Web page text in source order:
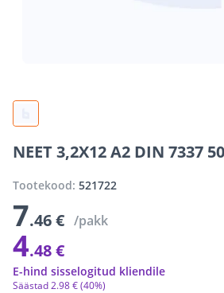
NEET 3,2X12 A2 DIN 7337
Tootekood: 521722
7.46 € /pakk
4.48 €
Säästad2.98 €(40%)
E-hind sisselogitud kliendile